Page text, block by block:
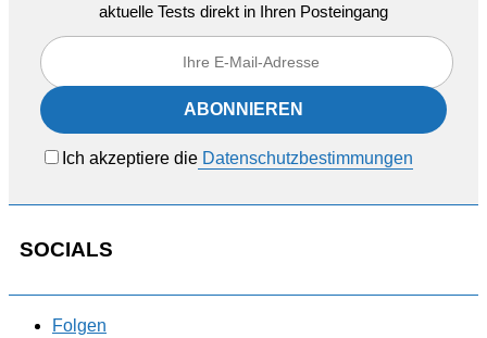
aktuelle Tests direkt in Ihren Posteingang
Ich akzeptiere die Datenschutzbestimmungen
SOCIALS
Folgen